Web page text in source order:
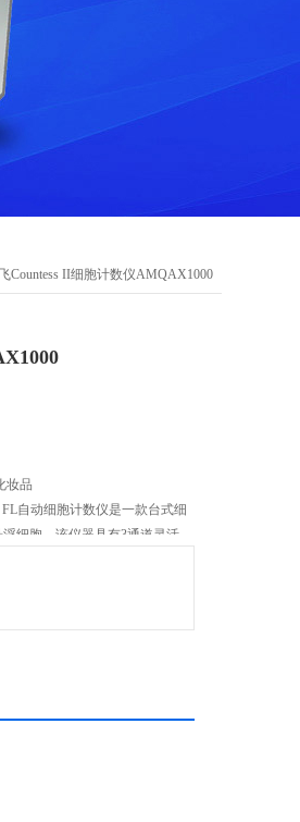
Countess II细胞计数仪AMQAX1000
妆品
自动细胞计数仪是一款台式细
细胞。该仪器具有3通道灵活